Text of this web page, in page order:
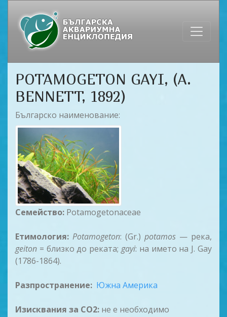
POTAMOGETON GAYI, (A.
BENNETT, 1892)
Българско наименование:
Семейство: Potamogetonaceae
Етимология: Potamogeton: (Gr.) potamos — река,
geiton = близко до реката; gayi: на името на J. Gay
(1786-1864).
Разпространение: Южна Америка
Изисквания за CO2: не е необходимо